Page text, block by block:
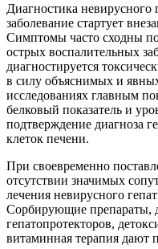
Диагностика невирусного
заболевание стартует
Симптомы часто сходны
острых воспалительных
диагностируется
в силу объяснимых и
исследованиях главным
белковый показатель и
подтверждение диагноза
клеток печени.
При своевременно
отсутствии значимых
лечения невирусного
Сорбирующие препараты,
гепатопротекторов,
витаминная терапия дают